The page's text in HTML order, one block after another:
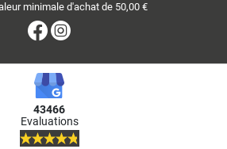
minimale d'achat de 50,00 €
Facebook
43466
Evaluations